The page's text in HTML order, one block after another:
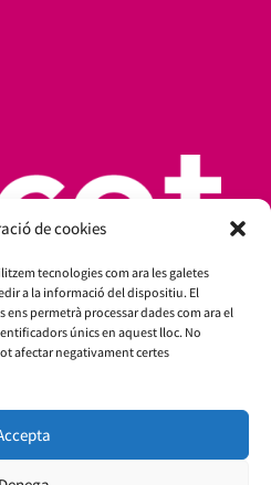
de cookies
tecnologies com ara les galetes
a la informació del dispositiu. El
permetrà processar dades com ara el
únics en aquest lloc. No
afectar negativament certes